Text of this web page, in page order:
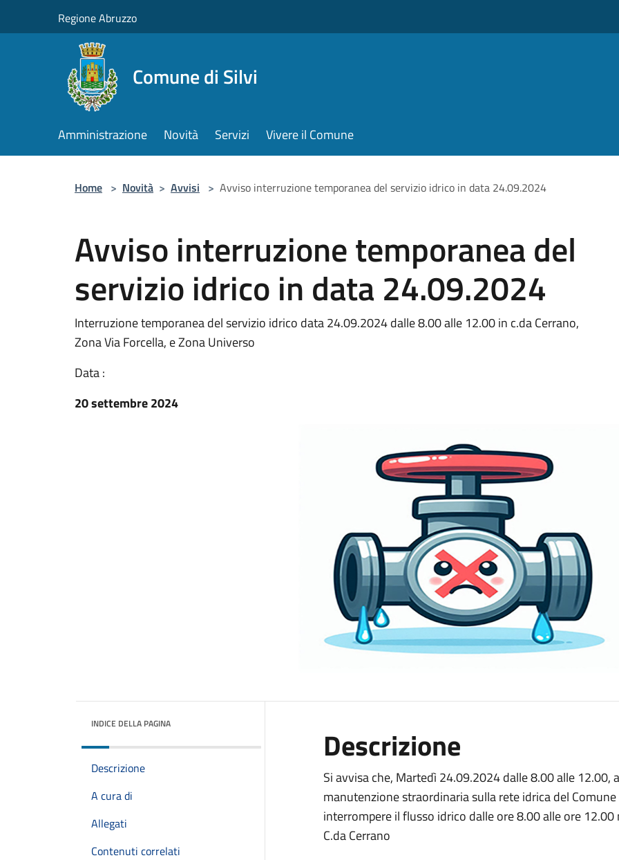
Regione Abruzzo
Comune di Silvi
Amministrazione Novità Servizi Vivere il Comune
Home > Novità > Avvisi > Avviso interruzione temporanea del servizio idrico in data 24.09.2024
Avviso interruzione temporanea del
servizio idrico in data 24.09.2024
Interruzione temporanea del servizio idrico data 24.09.2024 dalle 8.00 alle 12.00 in c.da Cerrano,
Zona Via Forcella, e Zona Universo
Data :
20 settembre 2024
INDICE DELLA PAGINA
Descrizione
A cura di
Allegati
Contenuti correlati
Descrizione
Si avvisa che, Martedì 24.09.2024 dalle 8.00 alle
manutenzione straordinaria sulla rete idrica del
interrompere il flusso idrico dalle ore 8.00 alle ore
C.da Cerrano